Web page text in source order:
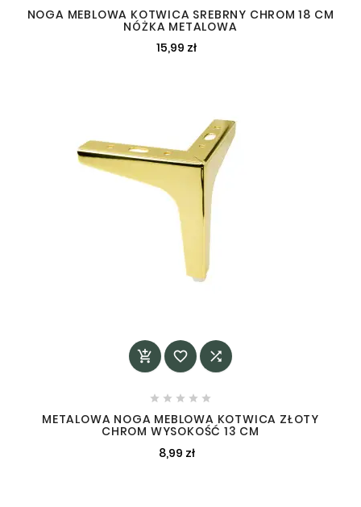
NOGA MEBLOWA KOTWICA SREBRNY CHROM 18 CM
NÓŻKA METALOWA
15,99 zł
  
    
METALOWA NOGA MEBLOWA KOTWICA ZŁOTY
CHROM WYSOKOŚĆ 13 CM
8,99 zł